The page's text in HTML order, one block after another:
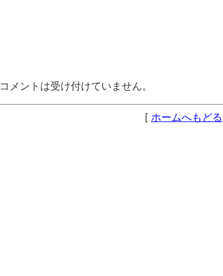
コメントは受け付けていません。
[ ホームへもどる